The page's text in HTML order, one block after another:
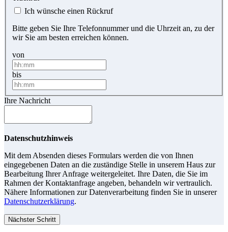
Ich wünsche einen Rückruf
Bitte geben Sie Ihre Telefonnummer und die Uhrzeit an, zu der
wir Sie am besten erreichen können.
von
bis
Ihre Nachricht
Datenschutzhinweis
Mit dem Absenden dieses Formulars werden die von Ihnen
eingegebenen Daten an die zuständige Stelle in unserem Haus zur
Bearbeitung Ihrer Anfrage weitergeleitet. Ihre Daten, die Sie im
Rahmen der Kontaktanfrage angeben, behandeln wir vertraulich.
Nähere Informationen zur Datenverarbeitung finden Sie in unserer
Datenschutzerklärung.
Nächster Schritt